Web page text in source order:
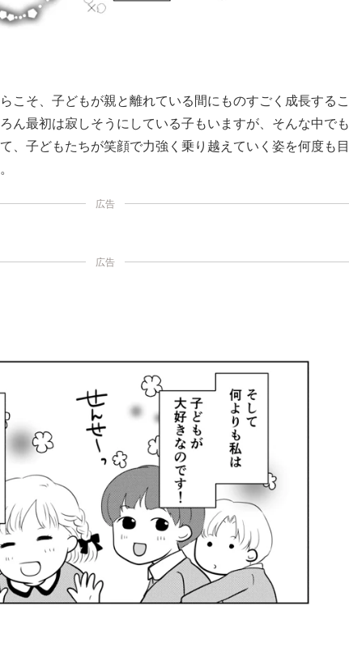
こそ、子どもが親と離れている間にものすごく成長するこ
ん最初は寂しそうにしている子もいますが、そんな中でも
、子どもたちが笑顔で力強く乗り越えていく姿を何度も目
広告
広告